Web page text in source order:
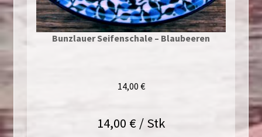
Bunzlauer Seifenschale – Blaubeeren
14,00 €
14,00 € / Stk